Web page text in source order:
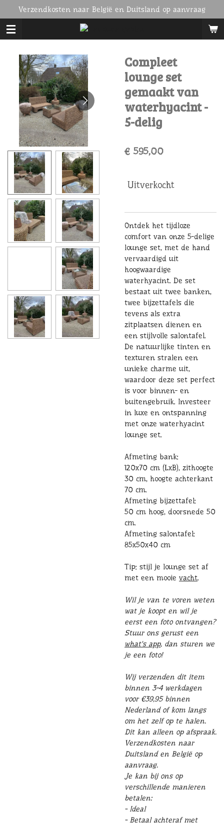
direct
naar
hoofdinhoud
Verzendkosten naar België en Duitsland op aanvraag
Compleet
lounge set
gemaakt van
waterhyacint -
5-delig
€ 595,00
Uitverkocht
Ontdek het tijdloze
comfort van onze 5-delige
lounge set, met de hand
vervaardigd uit
hoogwaardige
waterhyacint. De set
bestaat uit twee banken,
twee bijzettafels die
tevens als extra
zitplaatsen dienen en
een stijlvolle salontafel.
De natuurlijke tinten en
texturen stralen een
unieke charme uit,
waardoor deze set perfect
is voor binnen- en
buitengebruik. Investeer
in luxe en ontspanning
met onze waterhyacint
lounge set.
Afmeting bank:
120x70 cm (LxB), zithoogte
30 cm, hoogte achterkant
70 cm.
Afmeting bijzettafel:
50 cm hoog, doorsnede 50
cm.
Afmeting salontafel:
85x50x40 cm
Tip: stijl je lounge set af
met een mooie vacht.
Wil je van te voren weten
wat je koopt en wil je
eerst een foto ontvangen?
Stuur ons gerust een
what's app, dan sturen we
je een foto!
Wij verzenden dit item
binnen 3-4 werkdagen
voor €39,95 binnen
Nederland of kom langs
om het zelf op te halen.
Dit kan alleen op afspraak.
Verzendkosten naar
Duitsland en België op
aanvraag.
Je kan bij ons op
verschillende manieren
betalen:
- Ideal
- Betaal achteraf met